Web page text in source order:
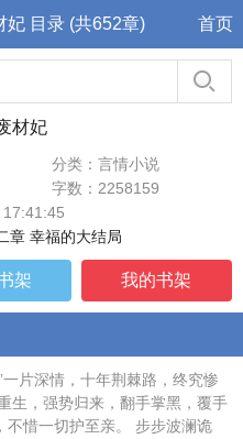
妃 目录 (共652章) 首页
材妃
分类：言情小说
字数：2258159
章 幸福的大结局
架 我的书架
片深情，十年荆棘路，终究惨
生，强势归来，翻手掌黑，覆手
不惜一切护至亲。 步步波澜诡